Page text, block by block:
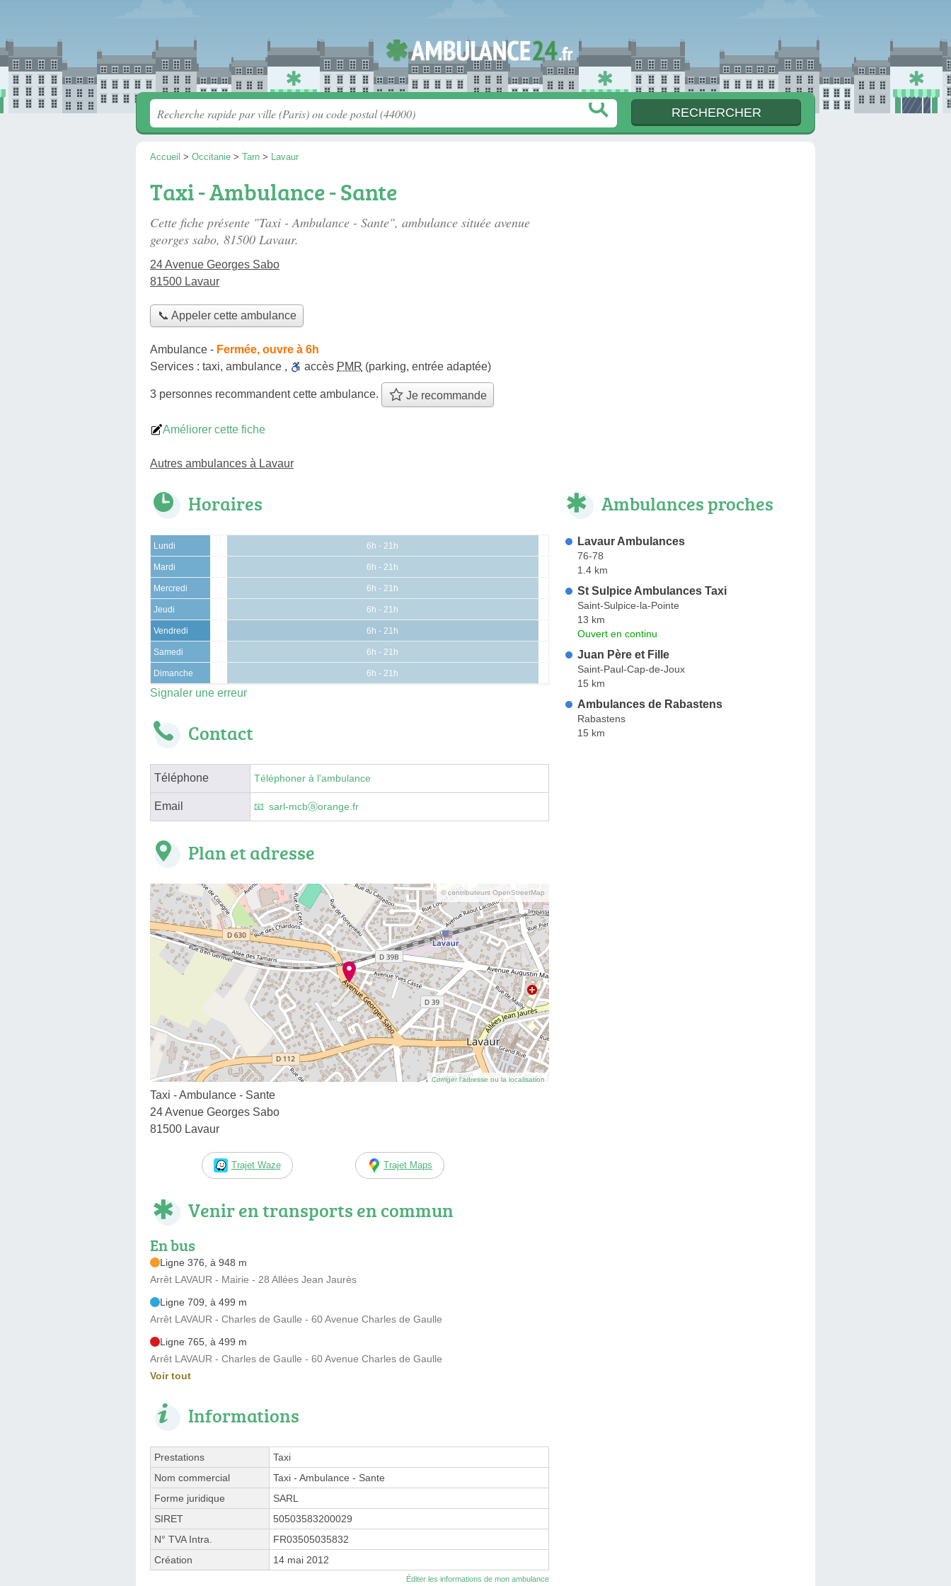
Accueil > Occitanie > Tarn > Lavaur
Taxi - Ambulance - Sante
Cette fiche présente "Taxi - Ambulance - Sante", ambulance située avenue
georges sabo, 81500 Lavaur.
24 Avenue Georges Sabo
81500 Lavaur
📞 Appeler cette ambulance
Ambulance - Fermée, ouvre à 6h
Services : taxi, ambulance , accès PMR (parking, entrée adaptée)
3 personnes recommandentcette ambulance. Je recommande
Améliorer cette fiche
Autres ambulances à Lavaur
Horaires
Lundi 6h - 21h
Mardi 6h - 21h
Mercredi 6h - 21h
Jeudi 6h - 21h
Vendredi 6h - 21h
Samedi 6h - 21h
Dimanche 6h - 21h
Signaler une erreur
Contact
Téléphone Téléphoner à l'ambulance
Email sarl-mcbⓐorange.fr
Plan et adresse
© contributeurs OpenStreetMap
Corriger l’adresse ou la localisation
Taxi - Ambulance - Sante
24 Avenue Georges Sabo
81500 Lavaur
Trajet Waze Trajet Maps
Venir en transports en commun
En bus
Ligne 376, à 948 m
Arrêt LAVAUR - Mairie - 28 Allées Jean Jaurès
Ligne 709, à 499 m
Arrêt LAVAUR - Charles de Gaulle - 60 Avenue Charles de Gaulle
Ligne 765, à 499 m
Arrêt LAVAUR - Charles de Gaulle - 60 Avenue Charles de Gaulle
Voir tout
Informations
Prestations
Taxi
Nom commercial
Taxi - Ambulance - Sante
Forme juridique
SARL
SIRET
50503583200029
N° TVA Intra.
FR03505035832
Création
14 mai 2012
Éditer les informations de mon ambulance
Ambulances proches
Lavaur Ambulances
76-78
1.4 km
St Sulpice Ambulances Taxi
Saint-Sulpice-la-Pointe
13 km
Ouvert en continu
Juan Père et Fille
Saint-Paul-Cap-de-Joux
15 km
Ambulances de Rabastens
Rabastens
15 km